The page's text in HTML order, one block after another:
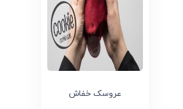
عروسک خفاش